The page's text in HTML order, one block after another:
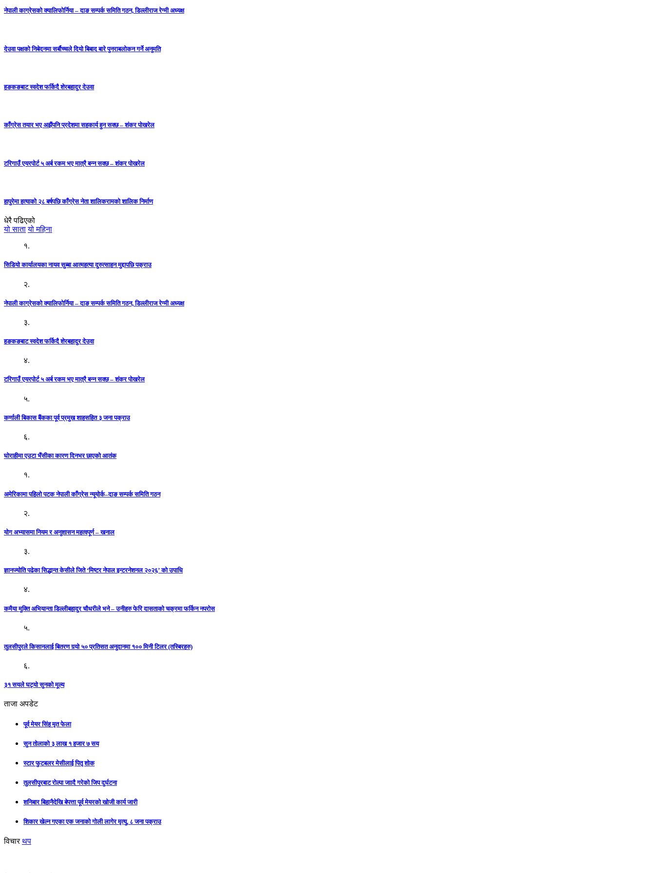
नेपाली काग्रेसको क्यालिफोर्निया – दाङ सम्पर्क समिति गठन, डिल्लीराज रेग्मी अध्यक्ष
देउवा पक्षको निबेदनमा सर्बौच्चले दियो बिबाद बारे पुनराबलोकन गर्ने अनुमति
हङकङबाट स्वदेश फर्किदै शेरबहादुर देउवा
काँग्रेस तयार भए अझैंपनि प्रदेशमा सहकार्य हुन सक्छ – शंकर पोखरेल
टरिगाउँ एयरपोर्ट ५ अर्ब रकम भए मात्रै बन्न सक्छ – शंकर पोखरेल
हापुरेमा हत्याको २८ बर्षपछि काँग्रेस नेता शालिकरामको शालिक निर्माण
धेरै पढिएको
यो साता यो महिना
१.
सिडियो कार्यालयका नायव सुब्बा आत्महत्या दुरुत्साहन मुद्दापछि पक्राउ
२.
नेपाली काग्रेसको क्यालिफोर्निया – दाङ सम्पर्क समिति गठन, डिल्लीराज रेग्मी अध्यक्ष
३.
हङकङबाट स्वदेश फर्किदै शेरबहादुर देउवा
४.
टरिगाउँ एयरपोर्ट ५ अर्ब रकम भए मात्रै बन्न सक्छ – शंकर पोखरेल
५.
कर्णाली बिकास बैंकका पूर्व प्रमुख शाहसहित ३ जना पक्राउ
६.
घोराहीमा एउटा भैंसीका कारण दिनभर छाएको आतंक
१.
अमेरिकामा पहिलो पटक नेपाली काँग्रेस न्यूयोर्क–दाङ सम्पर्क समिति गठन
२.
योग अभ्यासमा नियम र अनुशासन महत्वपूर्ण – खनाल
३.
ज्ञानज्योति पढेका सिद्धान्त केसीले जिते ‘मिष्टर नेपाल इन्टरनेशनल २०२६’ को उपाधि
४.
कमैया मुक्ति अभियान्ता डिल्लीबहादुर चौधरीले भने – उनीहरु फेरि दासताको चक्रमा फर्किन नपरोस
५.
तुलसीपुरले किसानलाई बितरण गर्‍यो ५० प्रतिसत अनुदानमा १०० मिनी टिलर (तस्बिरहरु)
६.
३१ सयले घट्यो सुनको मूल्य
ताजा अपडेट
पूर्व मेयर सिंह मृत फेला
सुन तोलाको ३ लाख १ हजार ७ सय
स्टार फुटबलर मेसीलाई पितृ शोक
तुलसीपुरबाट रोल्पा जाादै गरेको जिप दुर्घटना
शनिबार बिहानैदेखि बेपत्ता पूर्व मेयरको खोजी कार्य जारी
शिकार खेल्न गएका एक जनाको गोली लागेर मृत्यु, ८ जना पक्राउ
विचार थप